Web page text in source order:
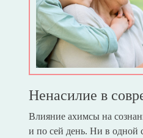
Ненасилие в
Влияние ахимсы на
и по сей день. Ни в одной